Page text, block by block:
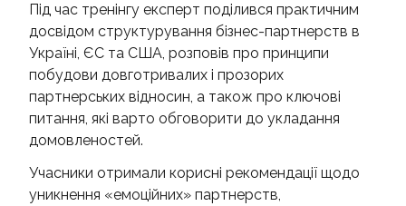
Під час тренінгу експерт поділився практичним
досвідом структурування бізнес-партнерств в
Україні, ЄС та США, розповів про принципи
побудови довготривалих і прозорих
партнерських відносин, а також про ключові
питання, які варто обговорити до укладання
домовленостей.
Учасники отримали корисні рекомендації щодо
уникнення «емоційних» партнерств,